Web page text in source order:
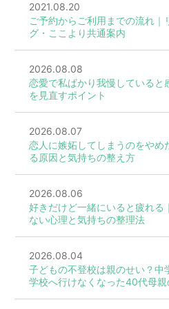
2021.08.20
ご予約からご利用までの流れ｜
グ・ここより共通案内
2026.08.08
恋愛で私ばかり我慢していると
を見直すポイント
2026.08.07
恋人に嫉妬してしまうのをやめ
る原因と気持ちの整え方
2026.08.06
好きだけど一緒にいると疲れる
ない心理と気持ちの整理法
2026.08.04
子どもの不登校は親のせい？中
学校へ行けなくなった40代母親